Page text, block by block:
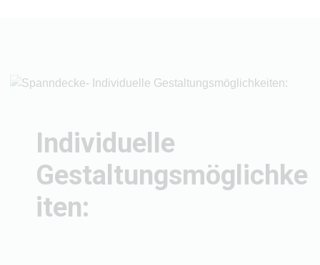
Individuelle
Gestaltungsmöglichke
iten: